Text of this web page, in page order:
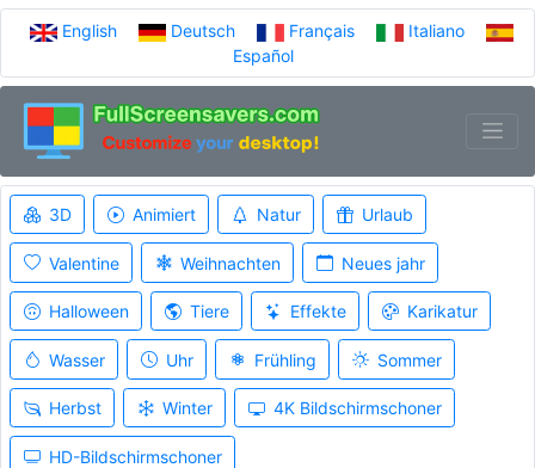
English Deutsch Français
Italiano
Español
3D Animiert Natur Urlaub
Valentine Weihnachten Neues jahr
Halloween Tiere Effekte Karikatur
Wasser Uhr Frühling Sommer
Herbst Winter 4K Bildschirmschoner
HD-Bildschirmschoner